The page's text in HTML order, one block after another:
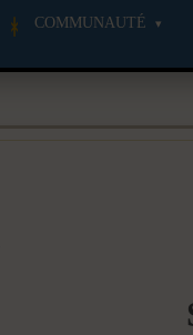
COMMUNAUTÉ